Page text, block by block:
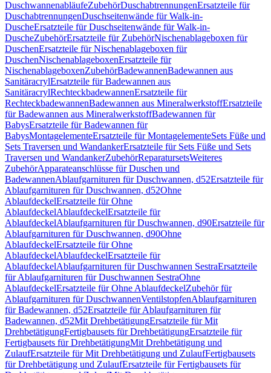
DuschwannenabläufeZubehörDuschabtrennungenErsatzteile für
DuschabtrennungenDuschseitenwände für Walk-in-
DuscheErsatzteile für Duschseitenwände für Walk-in-
DuscheZubehörErsatzteile für ZubehörNischenablageboxen für
DuschenErsatzteile für Nischenablageboxen für
DuschenNischenablageboxenErsatzteile für
NischenablageboxenZubehörBadewannenBadewannen aus
SanitäracrylErsatzteile für Badewannen aus
SanitäracrylRechteckbadewannenErsatzteile für
RechteckbadewannenBadewannen aus MineralwerkstoffErsatzteile
für Badewannen aus MineralwerkstoffBadewannen für
BabysErsatzteile für Badewannen für
BabysMontagelementeErsatzteile für MontagelementeSets Füße und
Sets Traversen und WandankerErsatzteile für Sets Füße und Sets
Traversen und WandankerZubehörReparatursetsWeiteres
ZubehörApparateanschlüsse für Duschen und
BadewannenAblaufgarnituren für Duschwannen, d52Ersatzteile für
Ablaufgarnituren für Duschwannen, d52Ohne
AblaufdeckelErsatzteile für Ohne
AblaufdeckelAblaufdeckelErsatzteile für
AblaufdeckelAblaufgarnituren für Duschwannen, d90Ersatzteile für
Ablaufgarnituren für Duschwannen, d90Ohne
AblaufdeckelErsatzteile für Ohne
AblaufdeckelAblaufdeckelErsatzteile für
AblaufdeckelAblaufgarnituren für Duschwannen SestraErsatzteile
für Ablaufgarnituren für Duschwannen SestraOhne
AblaufdeckelErsatzteile für Ohne AblaufdeckelZubehör für
Ablaufgarnituren für DuschwannenVentilstopfenAblaufgarnituren
für Badewannen, d52Ersatzteile für Ablaufgarnituren für
Badewannen, d52Mit DrehbetätigungErsatzteile für Mit
DrehbetätigungFertigbausets für DrehbetätigungErsatzteile für
Fertigbausets für DrehbetätigungMit Drehbetätigung und
ZulaufErsatzteile für Mit Drehbetätigung und ZulaufFertigbausets
für Drehbetätigung und ZulaufErsatzteile für Fertigbausets für